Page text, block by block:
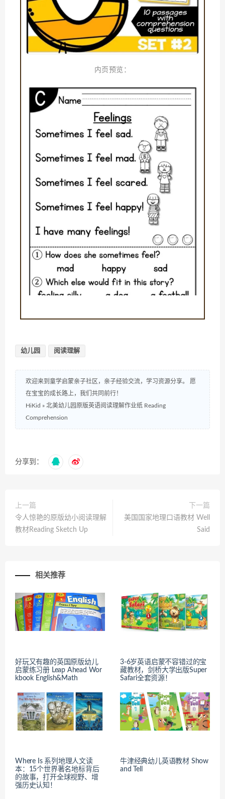
内页预览：
幼儿园 阅读理解
欢迎来到童学启蒙亲子社区，亲子经验交流，学习资源分享。 愿
在宝宝的成长路上，我们共同前行！
HiKid » 北美幼儿园原版英语阅读理解作业纸 Reading
Comprehension
分享到：
上一篇
令人惊艳的原版幼小阅读理解
教材Reading Sketch Up
下一篇
美国国家地理口语教材 Well
Said
相关推荐
好玩又有趣的英国原版幼儿
启蒙练习册 Leap Ahead Wor
kbook English&Math
3-6岁英语启蒙不容错过的宝
藏教材，剑桥大学出版Super
Safari全套资源！
Where Is 系列地理人文读
本：15个世界著名地标背后
的故事，打开全球视野、增
强历史认知！
牛津经典幼儿英语教材 Show
and Tell